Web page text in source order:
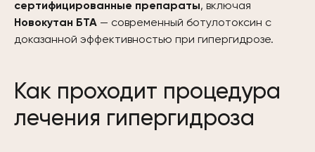
сертифицированные препараты, включая
Новокутан БТА — современный ботулотоксин с
доказанной эффективностью при гипергидрозе.
Как проходит процедура
лечения гипергидроза